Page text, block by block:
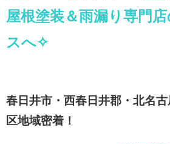
屋根塗装＆雨漏り専門
スへ✧
春日井市・西春日井郡・北名
区地域密着！